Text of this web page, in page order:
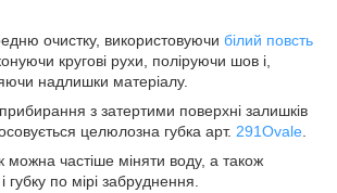
очистку, використовуючи білий повсть
кругові рухи, поліруючи шов і,
надлишки матеріалу.
з затертими поверхні залишків
целюлозна губка арт. 291Ovale
можна частіше міняти воду, а також
губку по мірі забруднення.